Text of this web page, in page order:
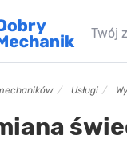
Twój
Usługi